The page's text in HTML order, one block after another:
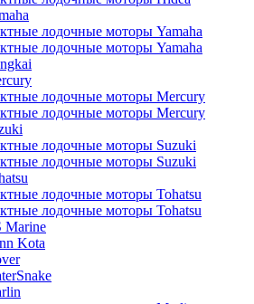
лодочные моторы Yamaha
лодочные моторы Yamaha
лодочные моторы Mercury
лодочные моторы Mercury
лодочные моторы Suzuki
лодочные моторы Suzuki
лодочные моторы Tohatsu
лодочные моторы Tohatsu
Kota